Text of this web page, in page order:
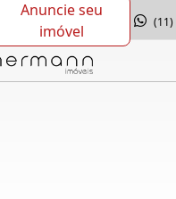
Anuncie seu
imóvel
(11)